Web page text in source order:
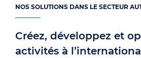
NOS SOLUTIONS DANS LE SECTEUR
Créez, développez et
activités à